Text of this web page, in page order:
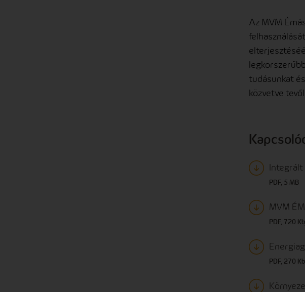
Az MVM
tudásunkat
közvetve
PDF, 5 MB
MVM
PDF, 720
PDF, 270